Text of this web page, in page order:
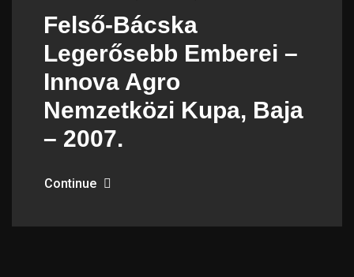
Felső-Bácska
Legerősebb Emberei –
Innova Agro
Nemzetközi Kupa, Baja
– 2007.
Continue